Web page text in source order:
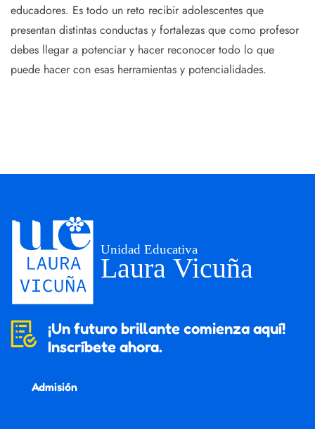
educadores. Es todo un reto recibir adolescentes que
presentan distintas conductas y fortalezas que como profesor
debes llegar a potenciar y hacer reconocer todo lo que
puede hacer con esas herramientas y potencialidades.
¡Un futuro brillante comienza aquí!
Inscríbete ahora.
Admisión